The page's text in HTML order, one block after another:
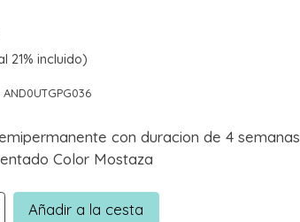
21% incluido)
AND0UTGPG036
con duracion de 4 semanas
Color Mostaza
Añadir a la cesta